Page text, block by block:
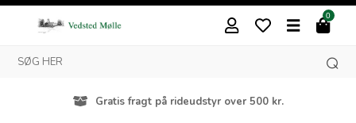
0
Gratis fragt på rideudstyr over 500 kr.